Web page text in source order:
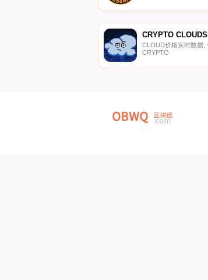
代币标准。DOGMI燃
越流行的模因币,现在可
在DSCVR上小费
种在互联网计算机协议
去中心化社交媒体.
CRYPTO CLOUDS
CLOUD价格实时数据,
CRYPTO
2023年2月,CLOUD是
币。代币背后的团队致
界建立引人入胜的联
去中心化的云区块链平
因.